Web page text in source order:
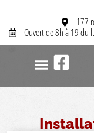
177
Ouvert de 8h à 19 du